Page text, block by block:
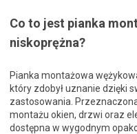
Co to jest pianka
niskoprężna?
Pianka montażowa
który zdobył uznanie dzięki
zastosowania.
montażu okien, drzwi oraz
dostępna w wygodnym